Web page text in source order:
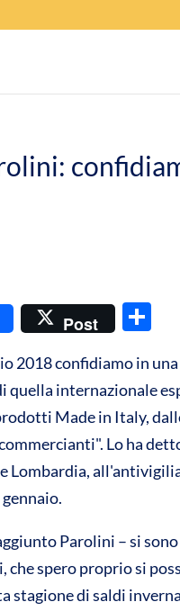
Post
n
di
vi
di
2018 confidiamo in
quella internazionale
Made in Italy,
Lo ha
Lombardia,
Parolini – si
che spero proprio si
stagione di saldi